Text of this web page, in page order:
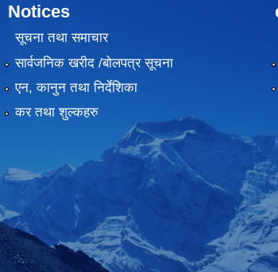
Notices
सूचना तथा समाचार
सार्वजनिक खरीद /बोलपत्र सूचना
एन, कानुन तथा निर्देशिका
कर तथा शुल्कहरु